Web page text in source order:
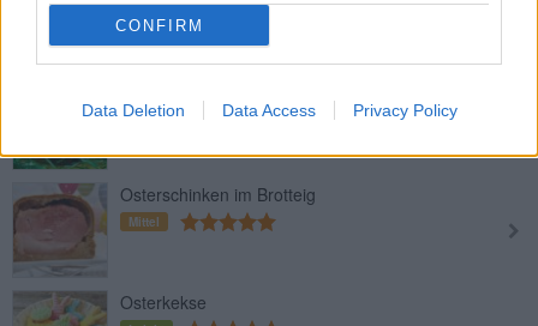
CONFIRM
Data Deletion Data Access Privacy Policy
Mittel
Leicht
Osterschinken im Brotteig
Mittel
Osterkekse